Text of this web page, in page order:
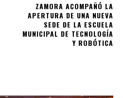
ZAMORA ACOMPAÑÓ LA
APERTURA DE UNA NUEVA
SEDE DE LA ESCUELA
MUNICIPAL DE TECNOLOGÍA
Y ROBÓTICA